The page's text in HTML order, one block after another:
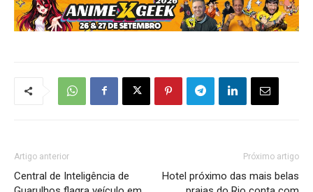
Artigo anterior
Central de Inteligência de
Próximo artigo
Hotel próximo das mais belas